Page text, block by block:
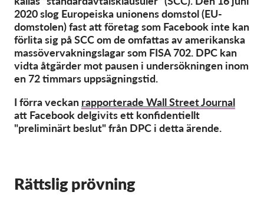
2020 slog Europeiska unionens domstol (EU-
domstolen) fast att företag som Facebook inte kan
förlita sig på SCC om de omfattas av amerikanska
massövervakningslagar som FISA 702. DPC kan
vidta åtgärder mot pausen i undersökningen inom
en 72 timmars uppsägningstid.
I förra veckan rapporterade Wall Street Journal
att Facebook delgivits ett konfidentiellt
"preliminärt beslut" från DPC i detta ärende.
Rättslig prövning